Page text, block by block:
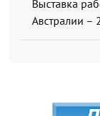
Выставка
Австралии –